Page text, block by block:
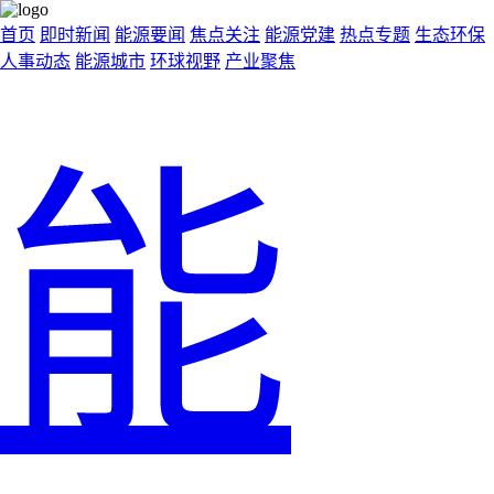
首页 即时新闻 能源要闻 焦点关注 能源党建 热点专题 生态环保
人事动态 能源城市 环球视野 产业聚焦
能